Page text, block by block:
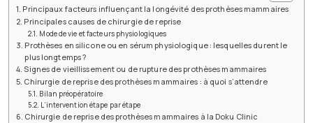
Principaux facteurs influençant la longévité des prothèses mammaires
Principales causes de chirurgie de reprise
Mode de vie et facteurs physiologiques
Prothèses en silicone ou en sérum physiologique : lesquelles durent le
plus longtemps ?
Signes de vieillissement ou de rupture des prothèses mammaires
Chirurgie de reprise des prothèses mammaires : à quoi s’attendre
Bilan préopératoire
L’intervention étape par étape
Chirurgie de reprise des prothèses mammaires à la Doku Clinic